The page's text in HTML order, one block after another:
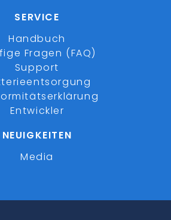
SERVICE
Handbuch
Fragen (FAQ)
Support
Entwickler
NEUIGKEITEN
Media